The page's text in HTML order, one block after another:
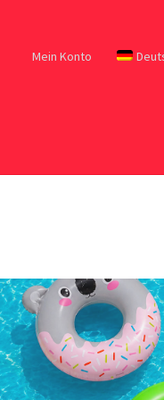
Mein Konto